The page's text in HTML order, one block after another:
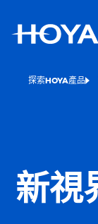
探索HOYA產品
新視